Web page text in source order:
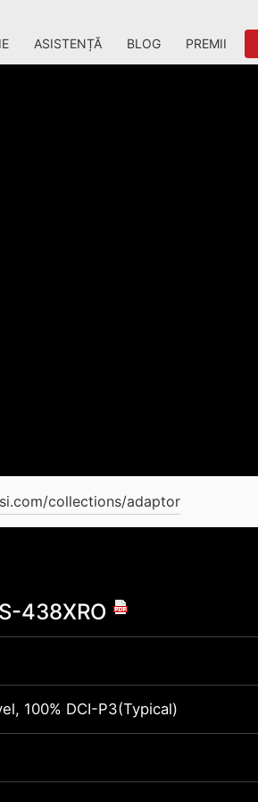
ASISTENȚĂ BLOG PREMII
collections/adaptor
438XRO
100% DCI-P3(Typical)